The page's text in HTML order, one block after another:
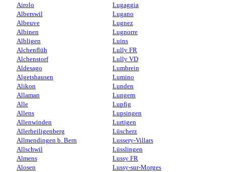
Airolo
Alberswil
Albeuve
Albinen
Albligen
Alchenflüh
Alchenstorf
Aldesago
Algetshausen
Alikon
Allaman
Alle
Allens
Allenwinden
Allerheiligenberg
Allmendingen b. Bern
Allschwil
Almens
Alosen
Lugaggia
Lugano
Lugnez
Lugnorre
Luins
Lully FR
Lully VD
Lumbrein
Lumino
Lunden
Lungern
Lupfig
Lupsingen
Lurtigen
Lüscherz
Lussery-Villars
Lüsslingen
Lussy FR
Lussy-sur-Morges